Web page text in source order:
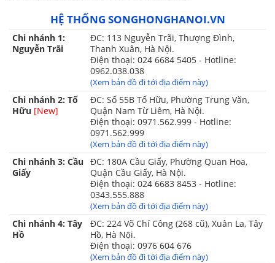
màu sắc nổi bật, họa tiết hóa văn sang trọng
Bộ chăn ga gối Singapore Đế Vương 8- 10 món ( tùy
- 01 ga phủ chần bông free size
- 01 ga phủ hè 1 lớp cao cấp
- 02 áo gối nằm 48x74cm chính
- 02 áo gối nằm thay thế 48x74cm
- 02 vỏ gối tựa 60x60cm
- 01 gối trang trí ( tặng kèm ruột )
- 01 chăn gấm cao cấp 220x240cm ( tặng kèm 1 ruột
HỆ THỐNG SONGHONGHANOI.VN
Chi nhánh 1:
Nguyễn Trãi
ĐC: 113 Nguyễn Trãi, Thượng Đình,
Thanh Xuân, Hà Nội.
Điện thoại: 024 6684 5405 - Hotline:
0962.038.038
(Xem bản đồ đi tới địa điểm này)
Chi nhánh 2: Tố
Hữu [New]
ĐC: Số 55B Tố Hữu, Phường Trung Văn,
Quận Nam Từ Liêm, Hà Nội.
Điện thoại: 0971.562.999 - Hotline:
0971.562.999
(Xem bản đồ đi tới địa điểm này)
Chi nhánh 3: Cầu
Giấy
ĐC: 180A Cầu Giấy, Phường Quan Hoa,
Quận Cầu Giấy, Hà Nội.
Điện thoại: 024 6683 8453 - Hotline:
0343.555.888
(Xem bản đồ đi tới địa điểm này)
Chi nhánh 4: Tây
Hồ
ĐC: 224 Võ Chí Công (268 cũ), Xuân La, Tây
Hồ, Hà Nội.
Điện thoại: 0976 604 676
(Xem bản đồ đi tới địa điểm này)